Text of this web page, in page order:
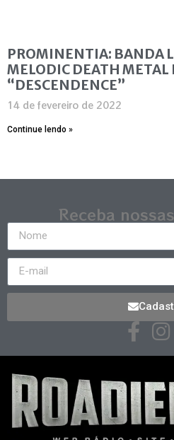
PROMINENTIA: BANDA
MELODIC DEATH METAL
“DESCENDENCE”
14 de fevereiro de 2022
Continue lendo »
Receba